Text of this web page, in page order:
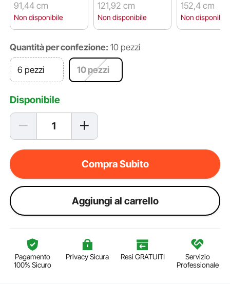
91,44 cm
Non disponibile
121,92 cm
Non disponibile
152,4 cm
Non disponibile
Quantità per confezione: 10 pezzi
6 pezzi 10 pezzi
Disponibile
Compra Subito
Aggiungi al carrello
Pagamento
100% Sicuro
Privacy Sicura Resi GRATUITI
Servizio
Professionale